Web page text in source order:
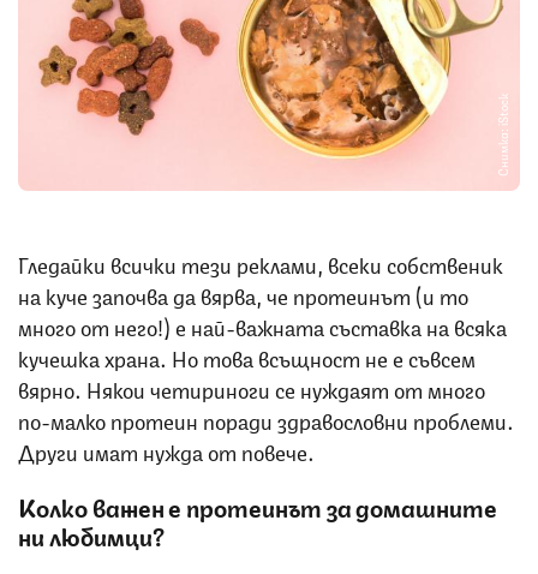
Снимка: iStock
Гледайки всички тези реклами, всеки собственик
на куче започва да вярва, че протеинът (и то
много от него!) е най-важната съставка на всяка
кучешка храна. Но това всъщност не е съвсем
вярно. Някои четириноги се нуждаят от много
по-малко протеин поради здравословни проблеми.
Други имат нужда от повече.
Колко важен е протеинът за домашните
ни любимци?